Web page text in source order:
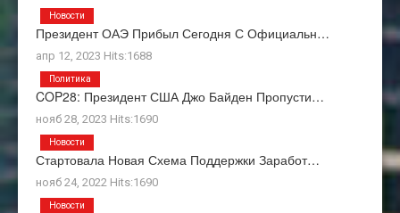
Президент ОАЭ Прибыл Сегодня С Официальн…
апр 12, 2023 Hits:1688
Новости
COP28: Президент США Джо Байден Пропусти…
нояб 28, 2023 Hits:1690
Политика
Стартовала Новая Схема Поддержки Заработ…
нояб 24, 2022 Hits:1690
Новости
Новости